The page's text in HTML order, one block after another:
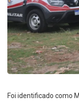
Foi identificado como